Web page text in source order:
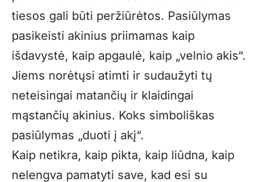
tiesos gali būti peržiūrėtos. Pasiūlymas
pasikeisti akinius priimamas kaip
išdavystė, kaip apgaulė, kaip „velnio akis“.
Jiems norėtųsi atimti ir sudaužyti tų
neteisingai matančių ir klaidingai
mąstančių akinius. Koks simboliškas
pasiūlymas „duoti į akį“.
Kaip netikra, kaip pikta, kaip liūdna, kaip
nelengva pamatyti save, kad esi su